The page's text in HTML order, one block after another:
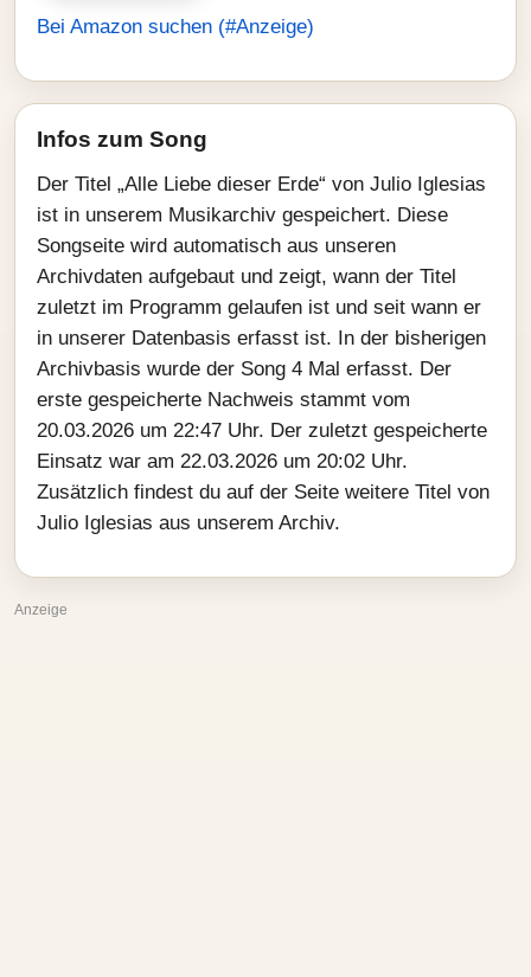
Bei Amazon suchen (#Anzeige)
Infos zum Song
Der Titel „Alle Liebe dieser Erde“ von Julio Iglesias
ist in unserem Musikarchiv gespeichert. Diese
Songseite wird automatisch aus unseren
Archivdaten aufgebaut und zeigt, wann der Titel
zuletzt im Programm gelaufen ist und seit wann er
in unserer Datenbasis erfasst ist. In der bisherigen
Archivbasis wurde der Song 4 Mal erfasst. Der
erste gespeicherte Nachweis stammt vom
20.03.2026 um 22:47 Uhr. Der zuletzt gespeicherte
Einsatz war am 22.03.2026 um 20:02 Uhr.
Zusätzlich findest du auf der Seite weitere Titel von
Julio Iglesias aus unserem Archiv.
Anzeige